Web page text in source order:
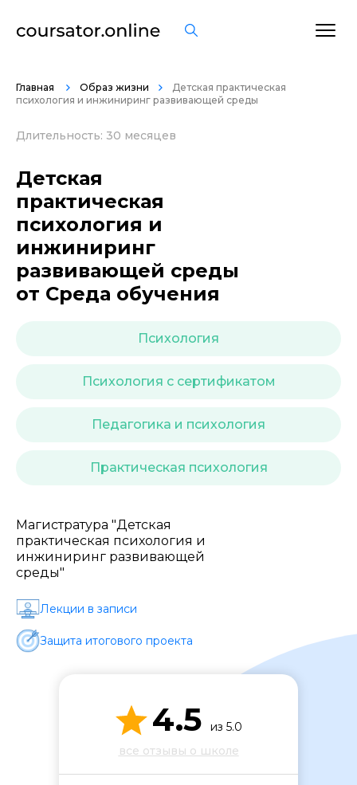
Главная Образ жизни
Детская практическая
психология и инжиниринг развивающей среды
Длительность: 30 месяцев
Детская
практическая
психология и
инжиниринг
развивающей среды
от Среда обучения
Психология
Психология с сертификатом
Педагогика и психология
Практическая психология
Магистратура "Детская
практическая психология и
инжиниринг развивающей
среды"
Лекции в записи
Защита итогового проекта
4.5
из 5.0
все отзывы о школе
Подача материала *
Программа обучения *
Уровень организации *